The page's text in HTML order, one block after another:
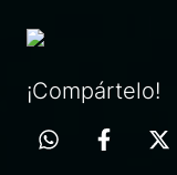
¡Compártelo!